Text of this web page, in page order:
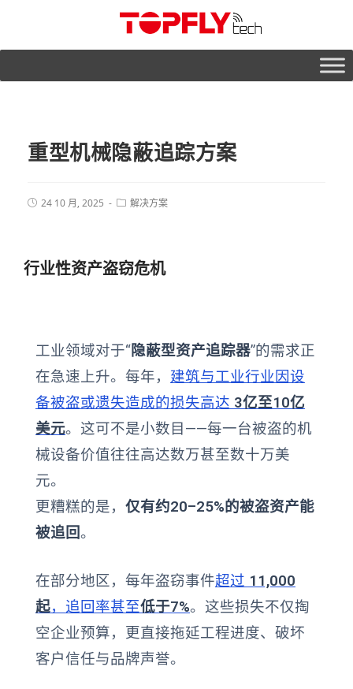
重型机械隐蔽追踪方案
24 10 月, 2025 解决方案
行业性资产盗窃危机
工业领域对于“隐蔽型资产追踪器”的需求正
在急速上升。每年， 建筑与工业行业因设
备被盗或遗失造成的损失高达 3亿至10亿
美元。这可不是小数目——每一台被盗的机
械设备价值往往高达数万甚至数十万美
元。
更糟糕的是， 仅有约20–25%的被盗资产能
被追回。
在部分地区，每年盗窃事件超过 11,000
起，追回率甚至低于7%。这些损失不仅掏
空企业预算，更直接拖延工程进度、破坏
客户信任与品牌声誉。